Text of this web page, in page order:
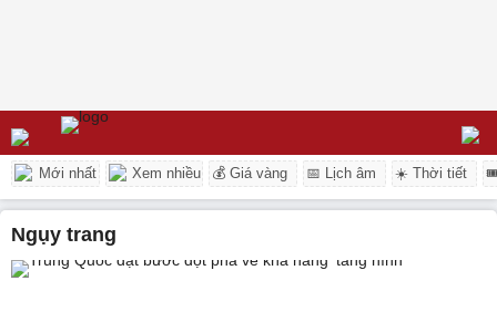
Mới nhất Xem nhiều 💰 Giá vàng 📅 Lịch âm ☀️ Thời tiết
ngụy trang